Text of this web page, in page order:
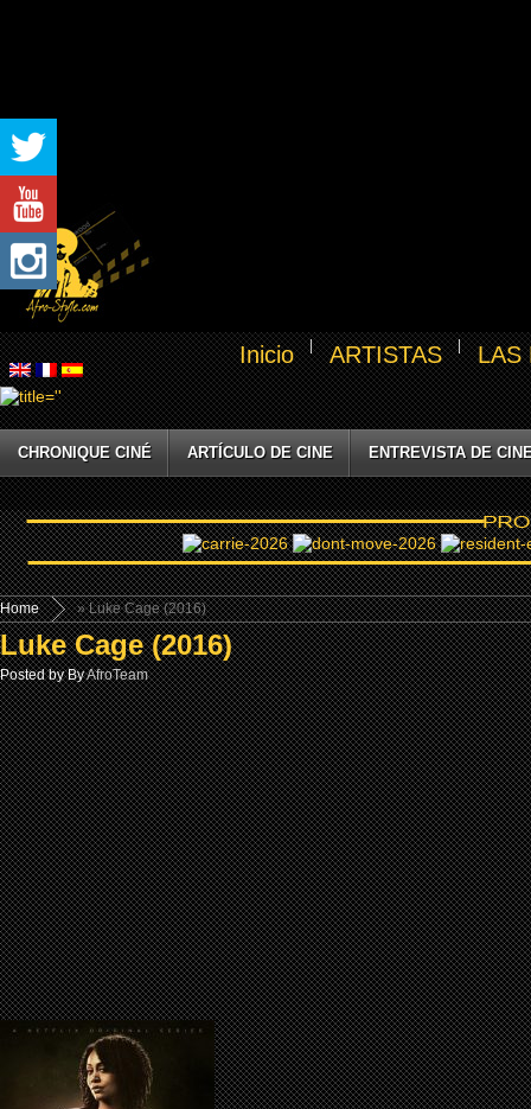
Inicio ARTISTAS LAS
CHRONIQUE CINÉ ARTÍCULO DE CINE ENTREVISTA DE
Home » Luke Cage (2016)
Luke Cage (2016)
Posted by ByAfroTeam